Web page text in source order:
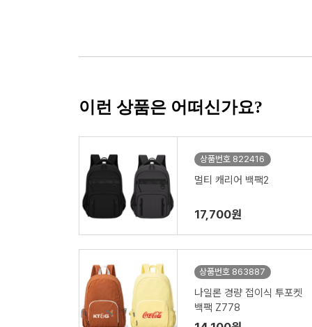
이런 상품은 어떠신가요?
상품번호 822416
멀티 캐리어 백팩2
17,700원
상품번호 863887
나일론 경량 접이식 투포켓
백팩 Z778